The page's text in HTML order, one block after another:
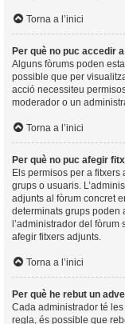
Torna a l’inici
Per què no puc accedir
Alguns fòrums poden
possible que per
acció necessiteu
moderador o un
Torna a l’inici
Per què no puc afegir
Els permisos per a fitxers
grups o usuaris.
adjunts al fòrum concret
determinats grups poden
l’administrador del
afegir fitxers adjunts.
Torna a l’inici
Per què he rebut un
Cada administrador té
regla, és possible que